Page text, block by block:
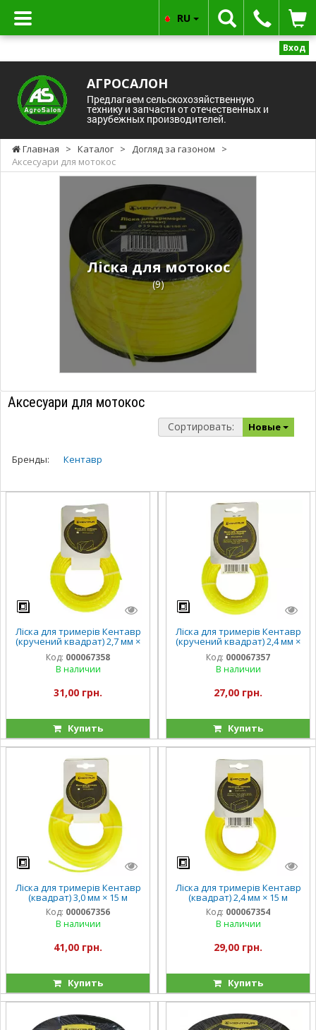
Вход
АГРОСАЛОН
Предлагаем сельскохозяйственную
технику и запчасти от отечественных и
зарубежных производителей.
RU
Главная > Каталог > Догляд за газоном
>
Аксесуари для мотокос
Ліска для мотокос
(9)
Аксесуари для мотокос
Сортировать: Новые
Бренды: Кентавр
Ліска для тримерів Кентавр
(кручений квадрат) 2,7 мм ×
15 м
Код: 000067358
В наличии
31,00 грн.
Купить
Ліска для тримерів Кентавр
(кручений квадрат) 2,4 мм ×
15 м
Код: 000067357
В наличии
27,00 грн.
Купить
Ліска для тримерів Кентавр
(квадрат) 3,0 мм × 15 м
Код: 000067356
В наличии
41,00 грн.
Купить
Ліска для тримерів Кентавр
(квадрат) 2,4 мм × 15 м
Код: 000067354
В наличии
29,00 грн.
Купить